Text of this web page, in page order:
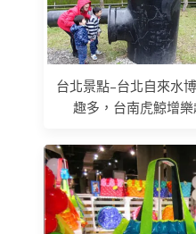
台北景點–台北自來水
趣多，台南虎鯨增